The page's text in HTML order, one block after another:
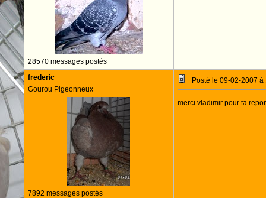
28570 messages postés
frederic
Gourou Pigeonneux
7892 messages postés
Posté le 09-02-2007
merci vladimir pour ta